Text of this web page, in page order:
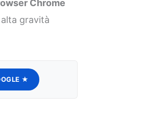
Chrome
gravità
★